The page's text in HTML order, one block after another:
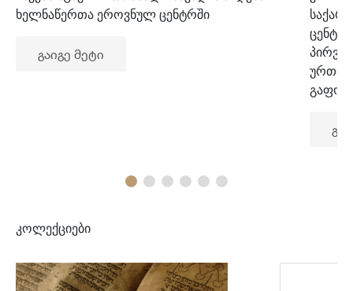
ხელნაწერთა ეროვნულ ცენტრში
გაიგე მეტი
კოლექციები